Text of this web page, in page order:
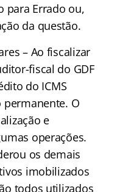
para Errado ou,
da questão.
– Ao fiscalizar
fiscal do GDF
do ICMS
O
e
operações.
os demais
imobilizados
todos utilizados